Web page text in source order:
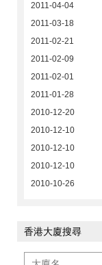
2011-04-04
2011-03-18
2011-02-21
2011-02-09
2011-02-01
2011-01-28
2010-12-20
2010-12-10
2010-12-10
2010-12-10
2010-10-26
香港大廈搜尋